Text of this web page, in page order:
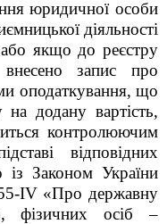
юридичної особи
діяльності
якщо до реєстру
запис про
оподаткування, що
на додану вартість,
контролюючим
відповідних
із Законом України
IV «Про державну
фізичних осіб –